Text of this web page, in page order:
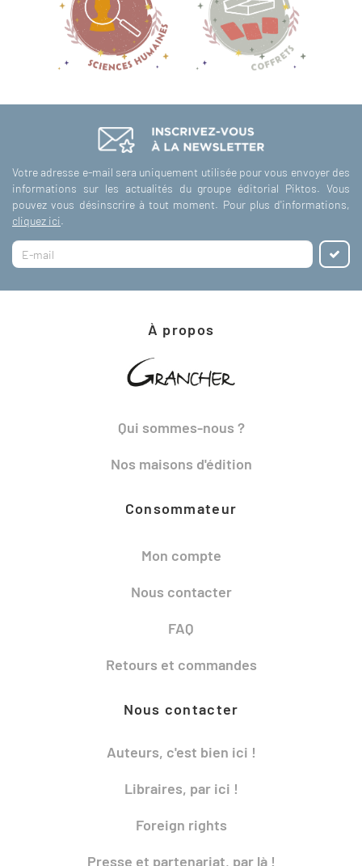
Votre adresse e-mail sera uniquement utilisée pour vous envoyer des
informations sur les actualités du groupe éditorial Piktos. Vous
pouvez vous désinscrire à tout moment. Pour plus d'informations,
cliquez ici.
À propos
Qui sommes-nous ?
Nos maisons d'édition
Consommateur
Mon compte
Nous contacter
FAQ
Retours et commandes
Nous contacter
Auteurs, c'est bien ici !
Libraires, par ici !
Foreign rights
Presse et partenariat, par là !